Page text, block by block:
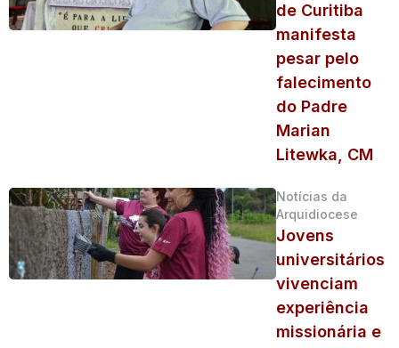
de Curitiba
manifesta
pesar pelo
falecimento
do Padre
Marian
Litewka, CM
Notícias da
Arquidiocese
Jovens
universitários
vivenciam
experiência
missionária e